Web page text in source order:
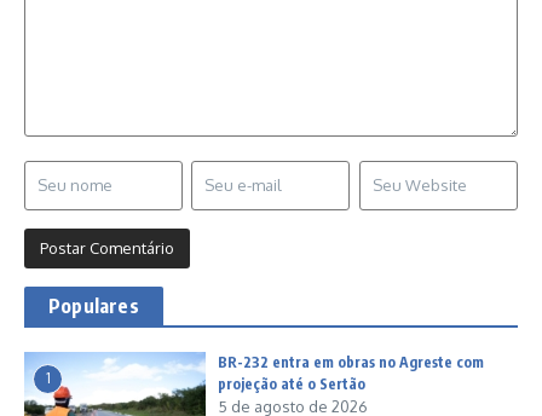
Populares
1
BR-232 entra em obras no Agreste com
projeção até o Sertão
5 de agosto de 2026